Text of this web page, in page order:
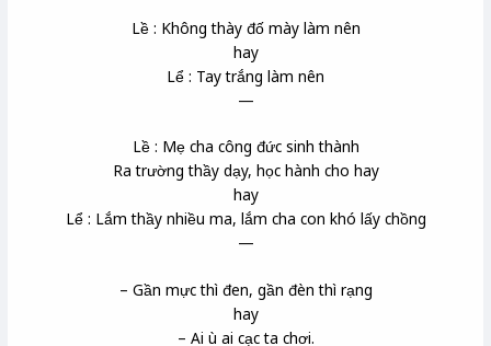
Lề : Không thày đố mày làm nên
hay
Lể : Tay trắng làm nên
—
Lề : Mẹ cha công đức sinh thành
Ra trường thầy dạy, học hành cho hay
hay
Lể : Lắm thầy nhiều ma, lắm cha con khó lấy chồng
—
– Gần mực thì đen, gần đèn thì rạng
hay
– Ai ù ai cạc ta chơi.